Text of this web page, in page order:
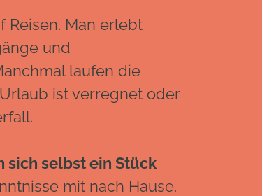
Reisen. Man erlebt
und
laufen die
ist verregnet oder
sich selbst ein Stück
mit nach Hause.